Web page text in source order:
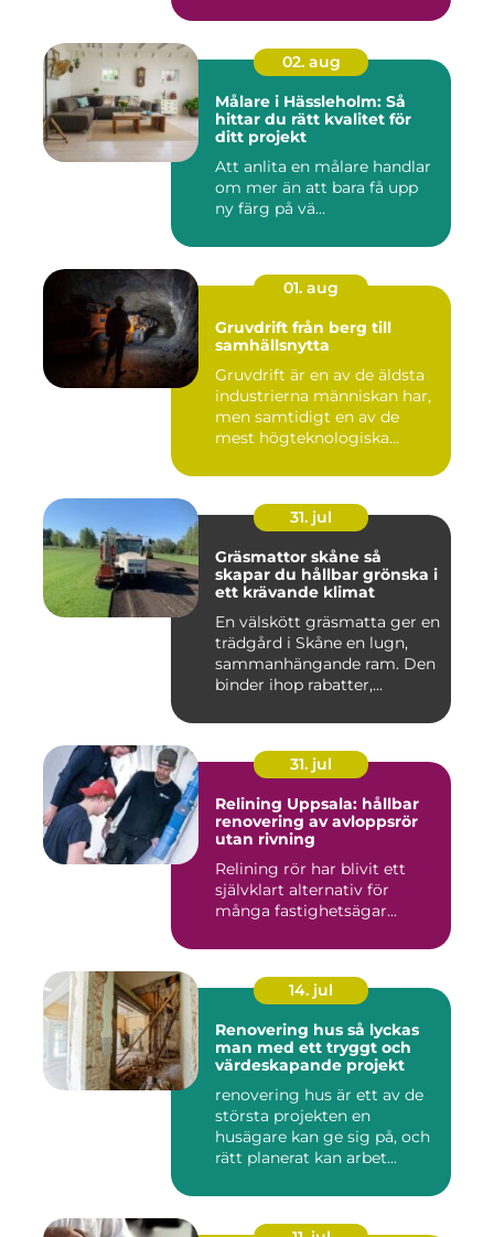
02. aug
Målare i Hässleholm: Så
hittar du rätt kvalitet för
ditt projekt
Att anlita en målare handlar
om mer än att bara få upp
ny färg på vä...
01. aug
Gruvdrift från berg till
samhällsnytta
Gruvdrift är en av de äldsta
industrierna människan har,
men samtidigt en av de
mest högteknologiska...
31. jul
Gräsmattor skåne så
skapar du hållbar grönska i
ett krävande klimat
En välskött gräsmatta ger en
trädgård i Skåne en lugn,
sammanhängande ram. Den
binder ihop rabatter,...
31. jul
Relining Uppsala: hållbar
renovering av avloppsrör
utan rivning
Relining rör har blivit ett
självklart alternativ för
många fastighetsägar...
14. jul
Renovering hus så lyckas
man med ett tryggt och
värdeskapande projekt
renovering hus är ett av de
största projekten en
husägare kan ge sig på, och
rätt planerat kan arbet...